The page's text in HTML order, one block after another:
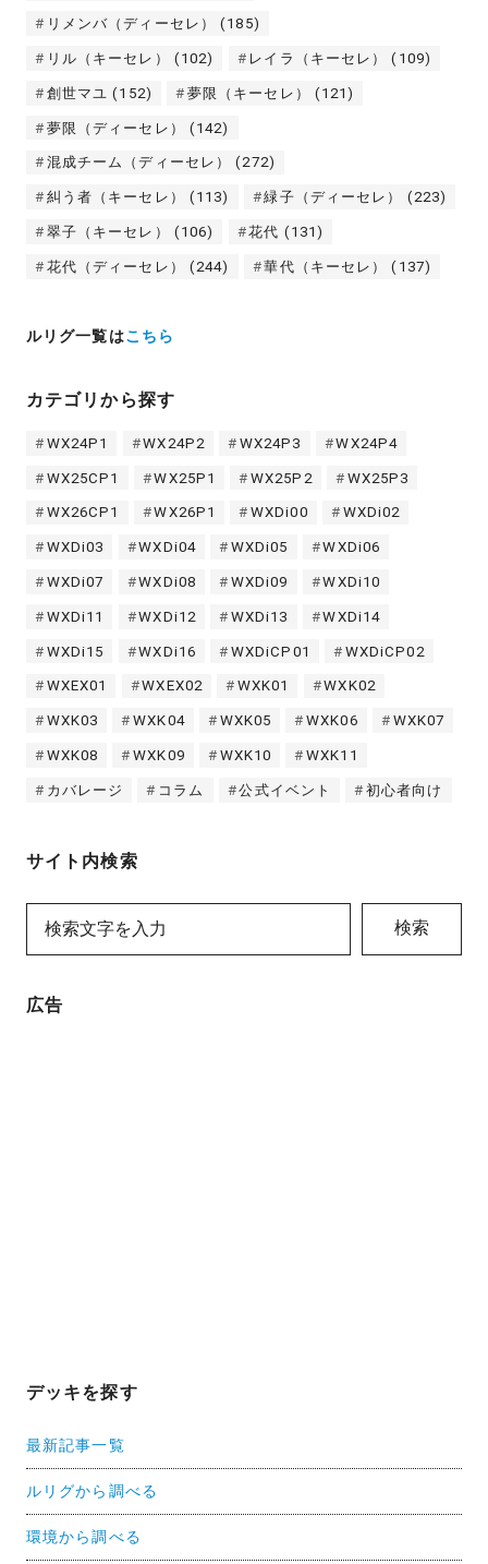
リメンバ（ディーセレ） (185)
リル（キーセレ） (102) レイラ（キーセレ） (109)
創世マユ (152) 夢限（キーセレ） (121)
夢限（ディーセレ） (142)
混成チーム（ディーセレ） (272)
糾う者（キーセレ） (113) 緑子（ディーセレ） (223)
翠子（キーセレ） (106) 花代 (131)
花代（ディーセレ） (244) 華代（キーセレ） (137)
ルリグ一覧はこちら
カテゴリから探す
WX24P1 WX24P2 WX24P3 WX24P4
WX25CP1 WX25P1 WX25P2 WX25P3
WX26CP1 WX26P1 WXDi00 WXDi02
WXDi03 WXDi04 WXDi05 WXDi06
WXDi07 WXDi08 WXDi09 WXDi10
WXDi11 WXDi12 WXDi13 WXDi14
WXDi15 WXDi16 WXDiCP01 WXDiCP02
WXEX01 WXEX02 WXK01 WXK02
WXK03 WXK04 WXK05 WXK06 WXK07
WXK08 WXK09 WXK10 WXK11
カバレージ コラム 公式イベント 初心者向け
サイト内検索
検索
広告
デッキを探す
最新記事一覧
ルリグから調べる
環境から調べる